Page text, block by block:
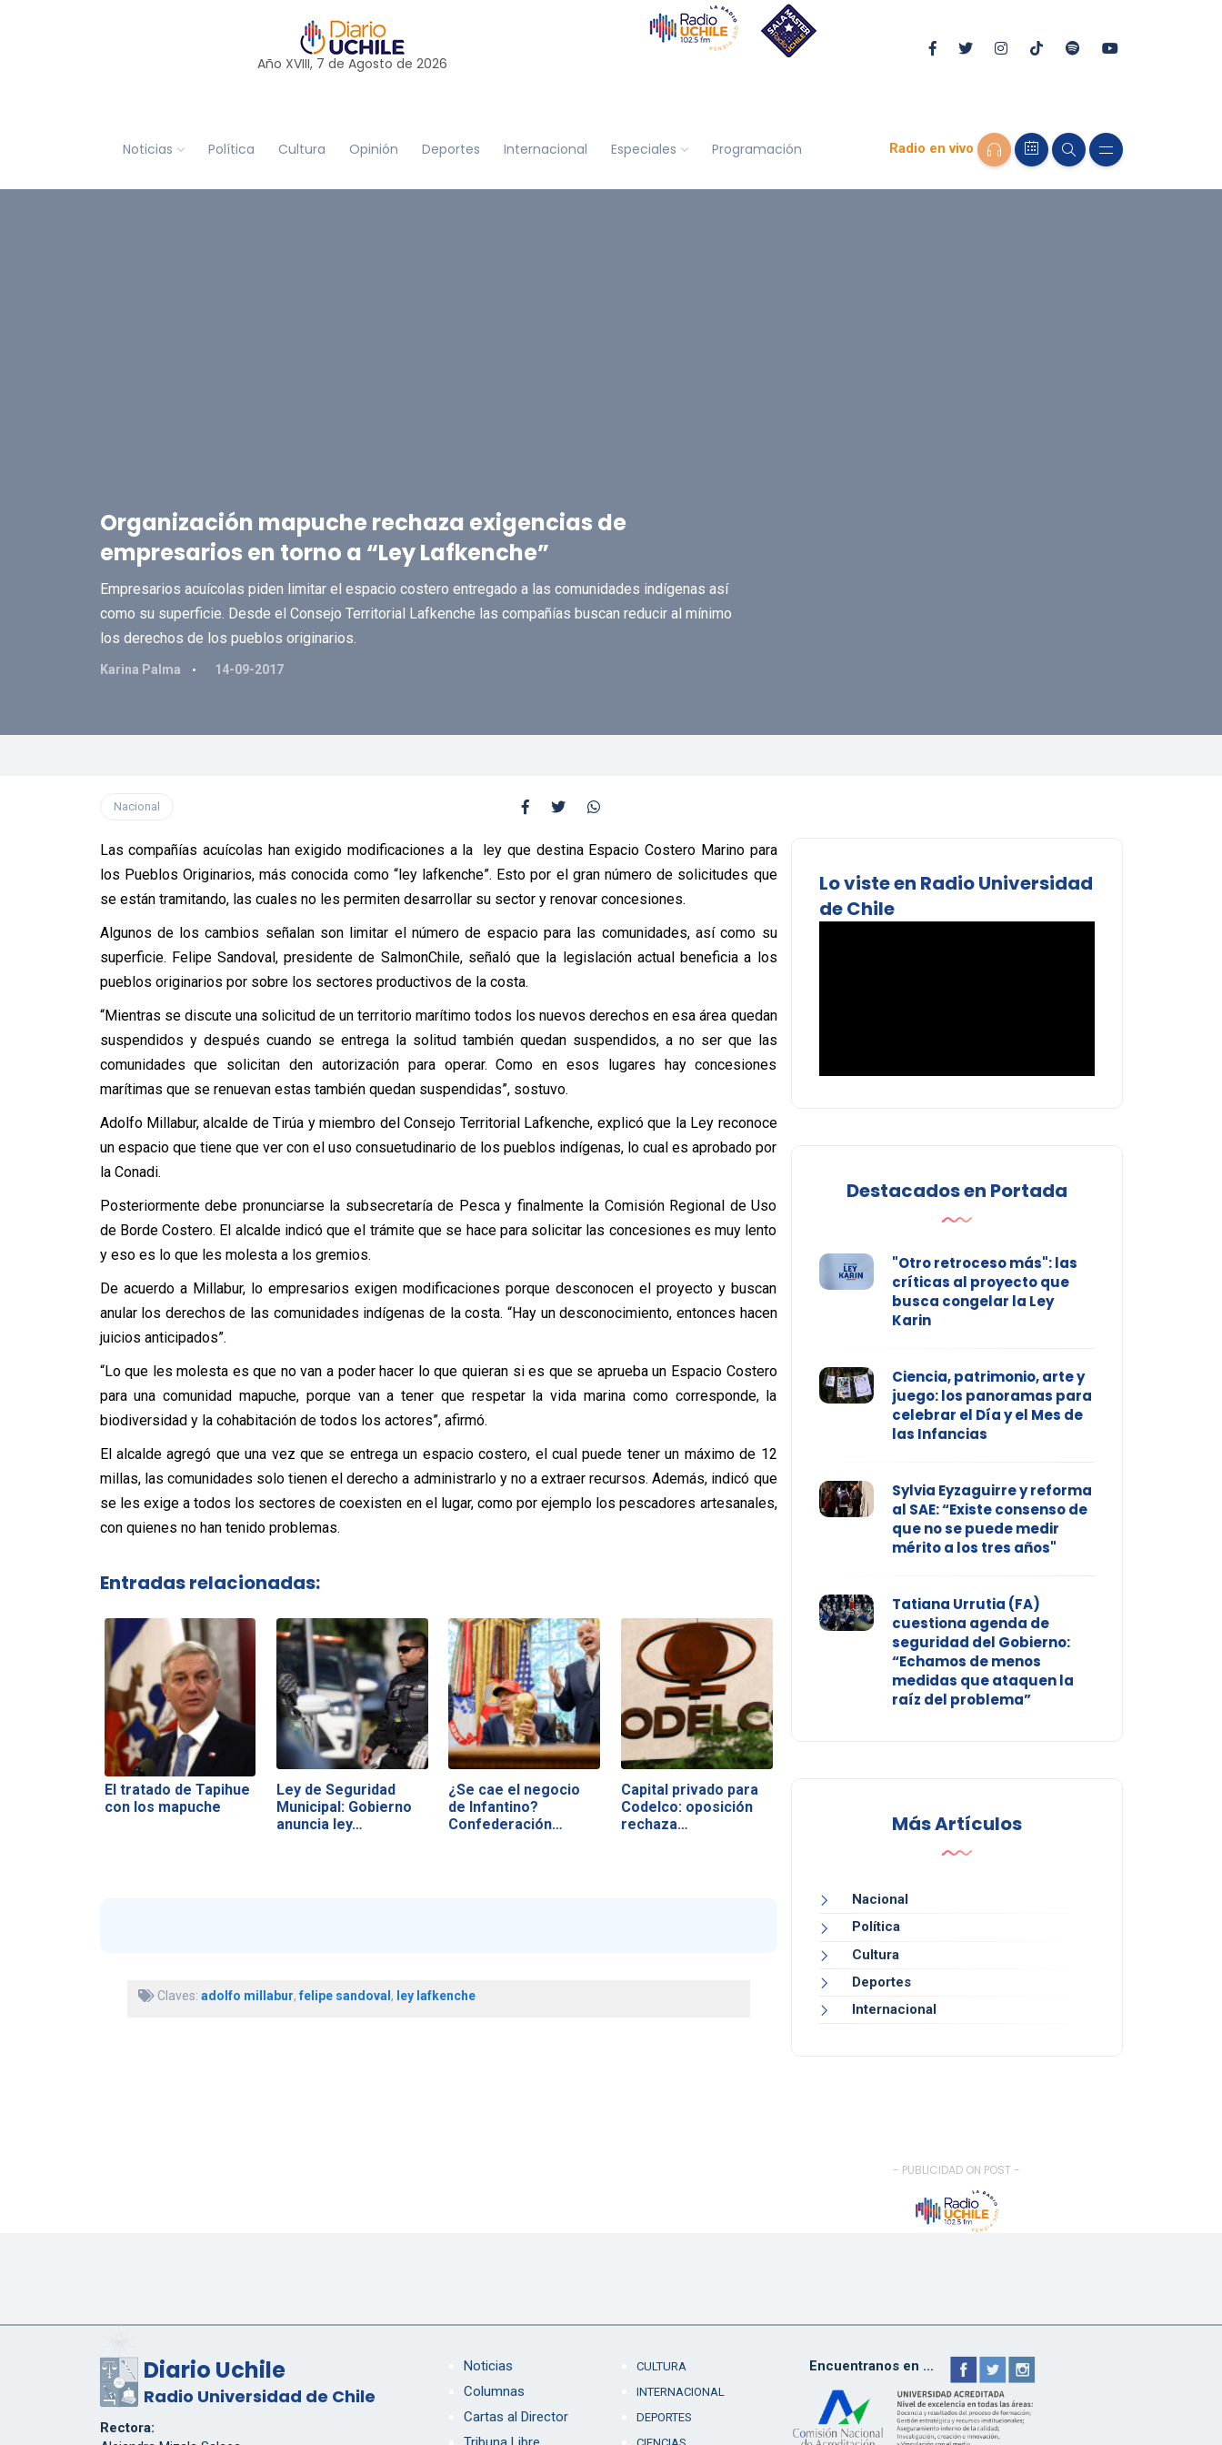
Año XVIII, 7 de Agosto de 2026
Noticias Política Cultura Opinión Deportes Internacional Especiales Programación Radio en vivo
Organización mapuche rechaza exigencias de
empresarios en torno a “Ley Lafkenche”
Empresarios acuícolas piden limitar el espacio costero entregado a las comunidades indígenas así
como su superficie. Desde el Consejo Territorial Lafkenche las compañías buscan reducir al mínimo
los derechos de los pueblos originarios.
Karina Palma 14-09-2017
Nacional
Las compañías acuícolas han exigido modificaciones a la ley que destina Espacio Costero Marino para
los Pueblos Originarios, más conocida como “ley lafkenche”. Esto por el gran número de solicitudes que
se están tramitando, las cuales no les permiten desarrollar su sector y renovar concesiones.
Algunos de los cambios señalan son limitar el número de espacio para las comunidades, así como su
superficie. Felipe Sandoval, presidente de SalmonChile, señaló que la legislación actual beneficia a los
pueblos originarios por sobre los sectores productivos de la costa.
“Mientras se discute una solicitud de un territorio marítimo todos los nuevos derechos en esa área quedan
suspendidos y después cuando se entrega la solitud también quedan suspendidos, a no ser que las
comunidades que solicitan den autorización para operar. Como en esos lugares hay concesiones
marítimas que se renuevan estas también quedan suspendidas”, sostuvo.
Adolfo Millabur, alcalde de Tirúa y miembro del Consejo Territorial Lafkenche, explicó que la Ley reconoce
un espacio que tiene que ver con el uso consuetudinario de los pueblos indígenas, lo cual es aprobado por
la Conadi.
Posteriormente debe pronunciarse la subsecretaría de Pesca y finalmente la Comisión Regional de Uso
de Borde Costero. El alcalde indicó que el trámite que se hace para solicitar las concesiones es muy lento
y eso es lo que les molesta a los gremios.
De acuerdo a Millabur, lo empresarios exigen modificaciones porque desconocen el proyecto y buscan
anular los derechos de las comunidades indígenas de la costa. “Hay un desconocimiento, entonces hacen
juicios anticipados”.
“Lo que les molesta es que no van a poder hacer lo que quieran si es que se aprueba un Espacio Costero
para una comunidad mapuche, porque van a tener que respetar la vida marina como corresponde, la
biodiversidad y la cohabitación de todos los actores”, afirmó.
El alcalde agregó que una vez que se entrega un espacio costero, el cual puede tener un máximo de 12
millas, las comunidades solo tienen el derecho a administrarlo y no a extraer recursos. Además, indicó que
se les exige a todos los sectores de coexisten en el lugar, como por ejemplo los pescadores artesanales,
con quienes no han tenido problemas.
Entradas relacionadas:
El tratado de Tapihue
con los mapuche
Ley de Seguridad
Municipal: Gobierno
anuncia ley…
¿Se cae el negocio
de Infantino?
Confederación…
Capital privado para
Codelco: oposición
rechaza…
Claves: adolfo millabur,felipe sandoval , ley lafkenche
Lo viste en Radio Universidad
de Chile
Destacados en Portada
"Otro retroceso más": las
críticas al proyecto que
busca congelar la Ley
Karin
Ciencia, patrimonio, arte y
juego: los panoramas para
celebrar el Día y el Mes de
las Infancias
Sylvia Eyzaguirre y reforma
al SAE: “Existe consenso de
que no se puede medir
mérito a los tres años"
Tatiana Urrutia (FA)
cuestiona agenda de
seguridad del Gobierno:
“Echamos de menos
medidas que ataquen la
raíz del problema”
Más Artículos
Nacional
Política
Cultura
Deportes
Internacional
- PUBLICIDAD ON POST -
Diario Uchile
Radio Universidad de Chile
Rectora:
Noticias
Columnas
Cartas al Director
CULTURA
INTERNACIONAL
DEPORTES
Encuentranos en ...